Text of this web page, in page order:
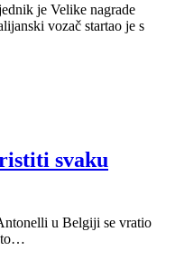
je Velike nagrade
vozač startao je s
svaku
u Belgiji se vratio